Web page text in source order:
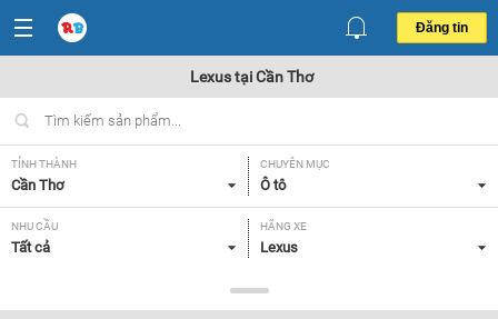
Đăng tin
Lexus tại Cần Thơ
TỈNH THÀNH
Cần Thơ
CHUYÊN MỤC
Ô tô
NHU CẦU
Tất cả
HÃNG XE
Lexus
Tất cả
NĂM SẢN XUẤT
Tất cả